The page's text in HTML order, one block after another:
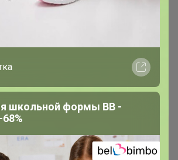
школьной формы BB -